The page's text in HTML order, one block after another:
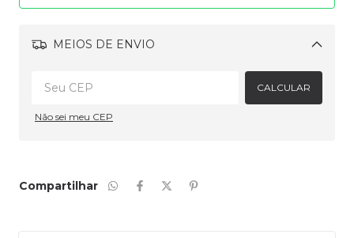
MEIOS DE ENVIO
Alterar CEP
CALCULAR
Não sei meu CEP
Compartilhar